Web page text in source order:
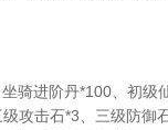
骑进阶丹*100、初级
攻击石*3、三级防御